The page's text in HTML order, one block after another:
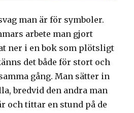
man är för symboler.
arbete man gjort
ner i en bok som plötsligt
det både för stort och
gång. Man sätter in
bredvid den andra man
och tittar en stund på de